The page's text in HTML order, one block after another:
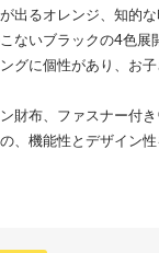
出るオレンジ、知的
ないブラックの4色展
グに個性があり、お
財布、ファスナー付
、機能性とデザイン性